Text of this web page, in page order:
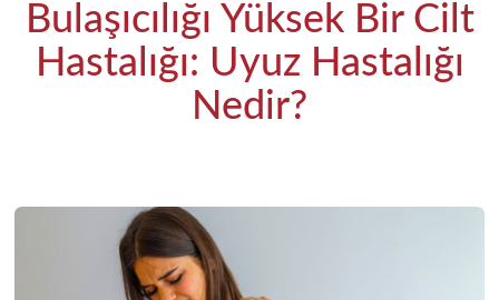
Bulaşıcılığı Yüksek Bir Cilt
Hastalığı: Uyuz Hastalığı
Nedir?